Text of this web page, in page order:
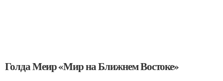
Голда Меир «Мир на Ближнем Востоке»